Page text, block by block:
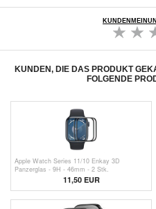
KUNDEN, DIE DAS PRODUKT
FOLGENDE
Apple Watch Series 11/10 Enkay 3D
Panzerglas - 9H - 46mm - 2 Stk.
11,50 EUR